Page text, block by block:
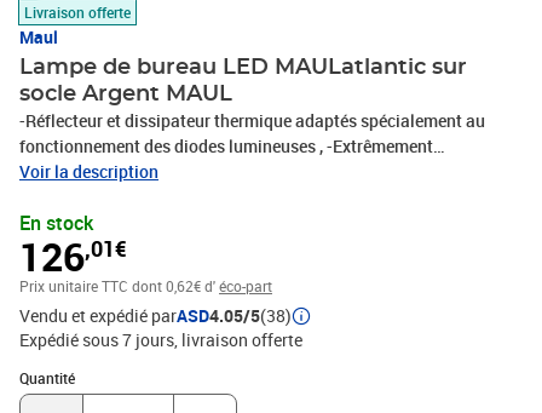
Livraison offerte
Maul
Lampe de bureau LED MAULatlantic sur
socle Argent MAUL
-Réflecteur et dissipateur thermique adaptés spécialement au
fonctionnement des diodes lumineuses , -Extrêmement
économique: la consommation d'énergie des diodes lumineuses
réflecteur allongé et le bras filigrane en forme de parallélogramme
s'intègrent décemment dans tout environnement , -Conception
technique de sécurité signée MAUL , -Avec 21 diodes lumineuses,
6500 kelvin, lumière du jour , -Ce luminaire comporte des lampes à
LED intégrées. Les lampes de ce luminaire ne peuvent pas être
changées , -La durée de vie des diodes lumineuses est de 20.000
heures , -Efficacité énergétique de classe 'A' , -Garanti :
consommation nulle avec interrupteur coupé , -Consommation
Voir la description
En stock
126,01€
Prix unitaire TTC dont 0,62€ d'éco-part
Vendu et expédié parASD4.05/5(38)
Expédié sous 7 jours livraison offerte
Quantité
Quantité : 1